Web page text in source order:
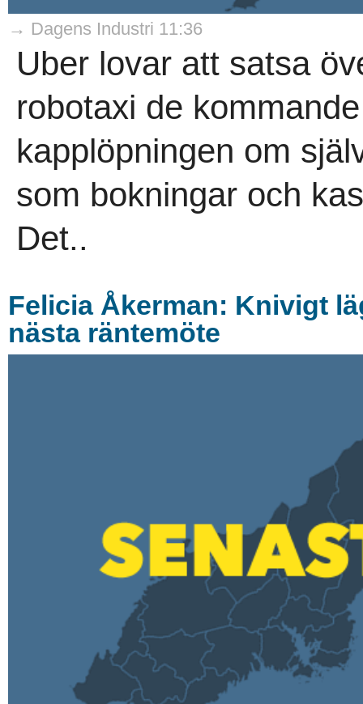
→ Dagens Industri 11:36
Uber lovar att satsa
robotaxi de
kapplöpningen om
som bokningar och
Det..
Felicia Åkerman: Knivigt
nästa räntemöte